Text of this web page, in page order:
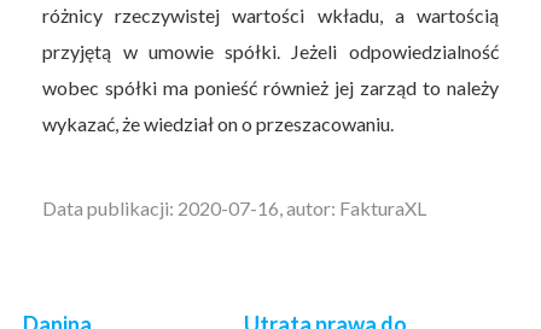
różnicy rzeczywistej wartości wkładu, a wartością
przyjętą w umowie spółki. Jeżeli odpowiedzialność
wobec spółki ma ponieść również jej zarząd to należy
wykazać, że wiedział on o przeszacowaniu.
Data publikacji: 2020-07-16, autor: FakturaXL